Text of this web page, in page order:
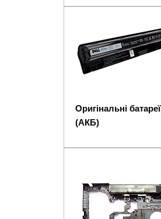
Оригінальні батареї
(АКБ)